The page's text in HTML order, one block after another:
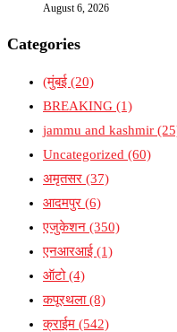
August 6, 2026
Categories
(मुंबई (20)
BREAKING (1)
jammu and kashmir
Uncategorized (60)
अमृतसर (37)
आदमपुर (6)
एजुकेशन (350)
एनआरआई (1)
ऑटो(4)
कपूरथला(8)
क्राईम (542)